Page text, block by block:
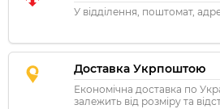
У відділення, поштомат,
Доставка Укрпоштою
Економічна доставка по
залежить від розміру та